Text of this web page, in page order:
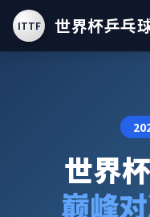
ITTF 世界杯乒乓
世界
巅峰